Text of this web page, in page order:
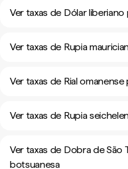
Ver taxas de Dólar
Ver taxas de Rupia
Ver taxas de Rial
Ver taxas de Rupia
Ver taxas de Dobra de São
botsuanesa